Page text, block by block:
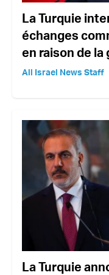
La Turquie
échanges
en raison de la
All Israel News Staff
La Turquie